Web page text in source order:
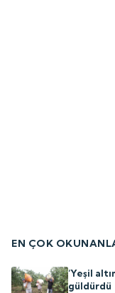
EN ÇOK
‘Yeşil
güldürdü